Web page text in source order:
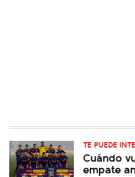
TE PUEDE
Cuándo
empate